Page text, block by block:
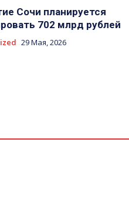
Сочи планируется
702 млрд рублей
29 Мая, 2026